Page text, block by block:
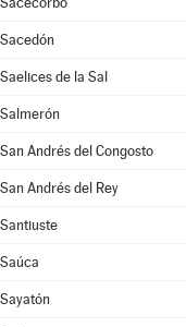
Sacedón
Saelices de la Sal
Salmerón
San Andrés del Congosto
San Andrés del Rey
Santiuste
Saúca
Sayatón